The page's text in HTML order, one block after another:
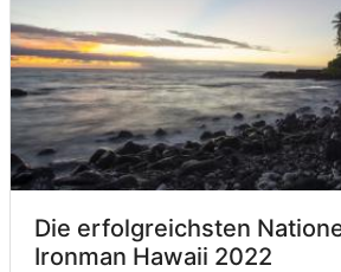
Die erfolgreichsten
Ironman Hawaii 2022